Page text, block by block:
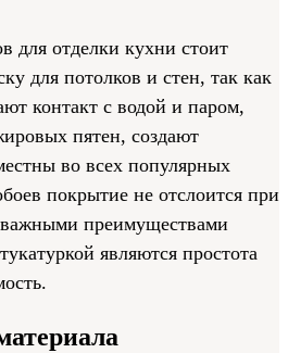
для отделки кухни стоит
для потолков и стен, так как
контакт с водой и паром,
пятен, создают
во всех популярных
покрытие не отслоится при
преимуществами
являются простота